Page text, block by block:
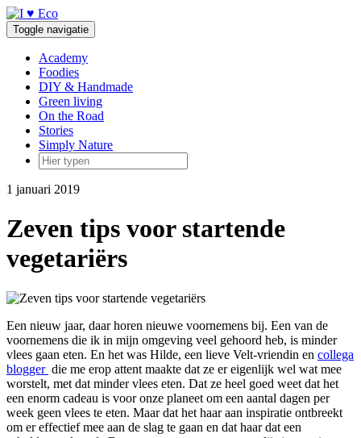
Doorgaan
naar
inhoud
Toggle navigatie
Academy
Foodies
DIY & Handmade
Green living
On the Road
Stories
Simply Nature
1 januari 2019
Zeven tips voor startende
vegetariërs
Een nieuw jaar, daar horen nieuwe voornemens bij. Een van de
voornemens die ik in mijn omgeving veel gehoord heb, is minder
vlees gaan eten. En het was Hilde, een lieve Velt-vriendin en collega
blogger die me erop attent maakte dat ze er eigenlijk wel wat mee
worstelt, met dat minder vlees eten. Dat ze heel goed weet dat het
een enorm cadeau is voor onze planeet om een aantal dagen per
week geen vlees te eten. Maar dat het haar aan inspiratie ontbreekt
om er effectief mee aan de slag te gaan en dat haar dat een